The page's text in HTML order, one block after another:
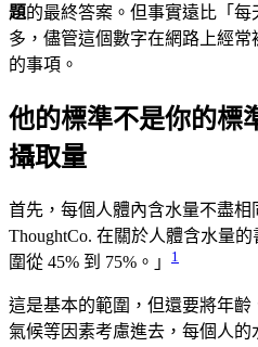
題的最終答案。但事實遠比「
多，儘管這個數字在網路上經
的事項。
他的標準不是你的標
攝取量
首先，每個人體內含水量不盡
ThoughtCo. 在關於人體含水量
圍從 45% 到 75%。」
1
這是基本的範圍，但還要將年
氣候等因素考慮進去，每個人的